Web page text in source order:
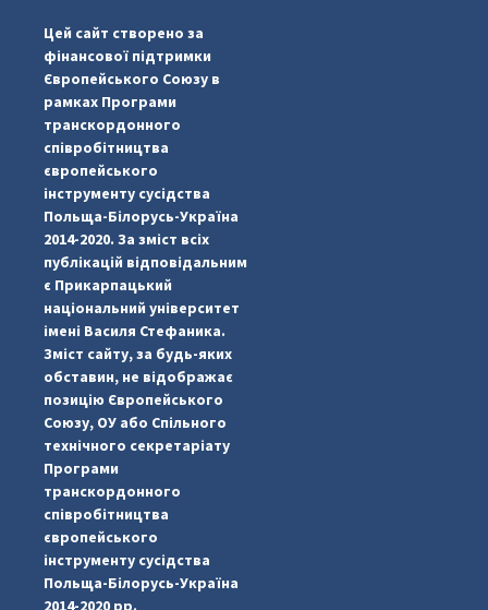
#PipIvanToday
Цей сайт створено за
фінансової підтримки
Європейського Союзу в
рамках Програми
транскордонного
співробітництва
європейського
інструменту сусідства
Польща-Білорусь-Україна
2014-2020. За зміст всіх
публікацій відповідальним
є Прикарпацький
національний університет
імені Василя Стефаника.
Зміст сайту, за будь-яких
обставин, не відображає
позицію Європейського
Союзу, ОУ або Спільного
технічного секретаріату
Програми
транскордонного
співробітництва
європейського
інструменту сусідства
Польща-Білорусь-Україна
2014-2020 рр.